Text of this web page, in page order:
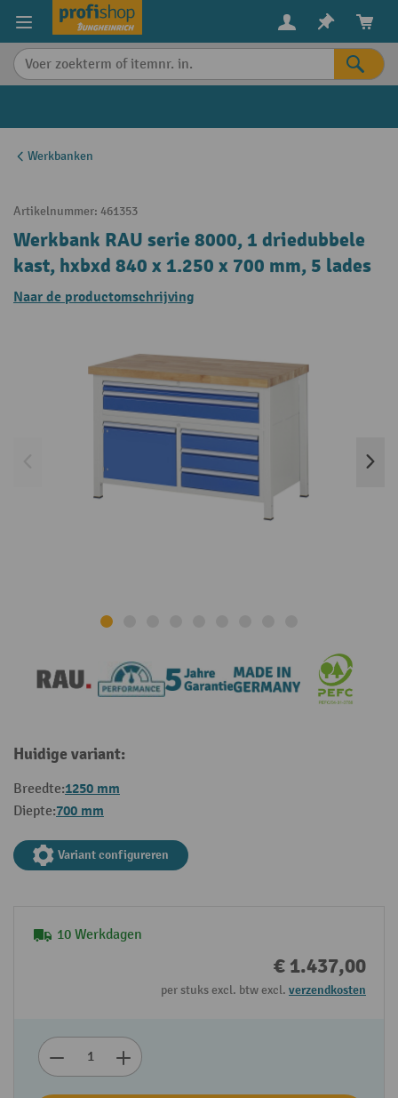
content
Werkbanken
Artikelnummer: 461353
Werkbank RAU serie 8000, 1 driedubbele
kast, hxbxd 840 x 1.250 x 700 mm, 5 lades
Naar de productomschrijving
Huidige variant:
Breedte:1250 mm
Diepte:700 mm
Variant configureren
10 Werkdagen
€ 1.437,00
per stuks excl. btw excl. verzendkosten